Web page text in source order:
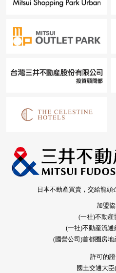
日本不動產買賣，交給龍頭
加盟
(一社)不動産
(一社)不動産流通
(國營公司)首都圈房
許可的
國土交通大臣